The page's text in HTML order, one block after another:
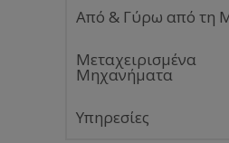
Από & Γύρω από τη
Μεταχειρισμένα
Μηχανήματα
Υπηρεσίες